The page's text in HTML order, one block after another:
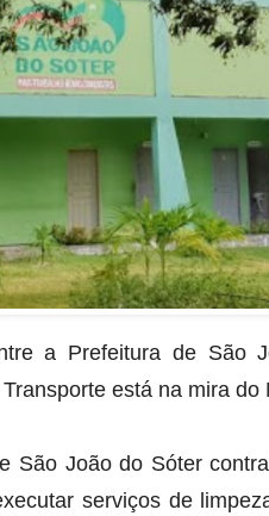
a Prefeitura de São
está na mira do
São João do Sóter
serviços de